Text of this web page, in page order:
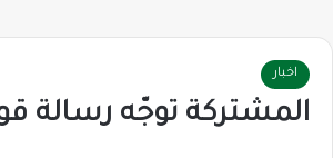
اخبار
المشتركة توجّه رسالة